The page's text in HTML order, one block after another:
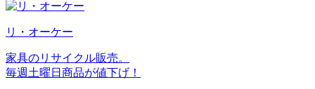
リ・オーケー
家具のリサイクル販売。
毎週土曜日商品が値下げ！